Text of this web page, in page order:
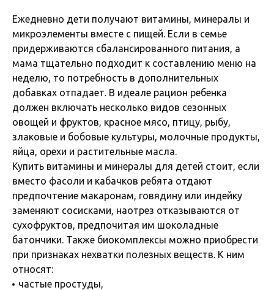
Ежедневно дети получают витамины, минералы и
микроэлементы вместе с пищей. Если в семье
придерживаются сбалансированного питания, а
мама тщательно подходит к составлению меню на
неделю, то потребность в дополнительных
добавках отпадает. В идеале рацион ребенка
должен включать несколько видов сезонных
овощей и фруктов, красное мясо, птицу, рыбу,
злаковые и бобовые культуры, молочные продукты,
яйца, орехи и растительные масла.
Купить витамины и минералы для детей стоит, если
вместо фасоли и кабачков ребята отдают
предпочтение макаронам, говядину или индейку
заменяют сосисками, наотрез отказываются от
сухофруктов, предпочитая им шоколадные
батончики. Также биокомплексы можно приобрести
при признаках нехватки полезных веществ. К ним
относят:
частые простуды,